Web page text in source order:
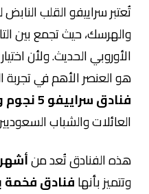
تُعتبر سراييفو القلب
والهرسك، حيث تجمع بين
الأوروبي الحديث. ولأن
هو العنصر الأهم في
فنادق سراييفو 5 نجوم و4 نجوم
العائلات والشباب
هذه الفنادق تُعد من
وتتميز بأنهافنادق فخمة